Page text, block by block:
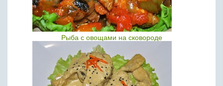
Рыба с овощами на сковороде